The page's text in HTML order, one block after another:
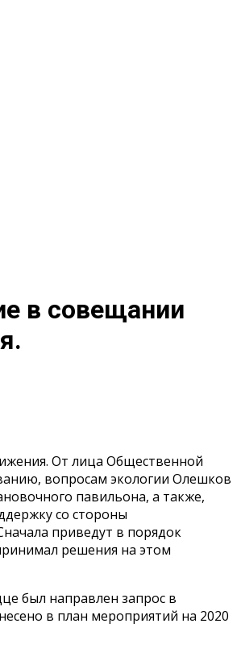
в совещании
От лица Общественной
вопросам экологии Олешков
павильона, а также,
со стороны
приведут в порядок
решения на этом
был направлен запрос в
в план мероприятий на 2020